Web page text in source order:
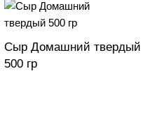
Сыр Домашний твердый
500 гр